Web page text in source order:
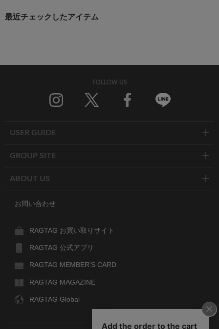
最近チェックしたアイテム
FOLLOW US
USER GUIDE
GROUP SITE
ABOUT US
お問い合わせ
RAGTAG お買い取りサイト
RAGTAG 公式アプリ
RAGTAG MEMBER'S CARD
RAGTAG MAGAZINE
RAGTAG Global